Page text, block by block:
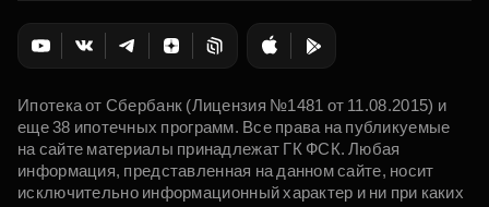
Ипотека от Сбербанк (Лицензия №1481 от 11.08.2015) и
еще 38 ипотечных программ. Все права на публикуемые
на сайте материалы принадлежат ГК ФСК. Любая
информация, представленная на данном сайте, носит
исключительно информационный характер и ни при каких